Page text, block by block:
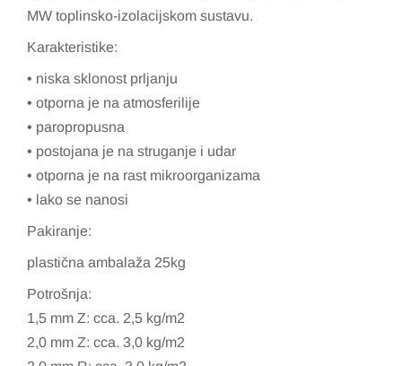
MW toplinsko-izolacijskom sustavu.
Karakteristike:
• niska sklonost prljanju
• otporna je na atmosferilije
• paropropusna
• postojana je na struganje i udar
• otporna je na rast mikroorganizama
• lako se nanosi
Pakiranje:
plastična ambalaža 25kg
Potrošnja:
1,5 mm Z: cca. 2,5 kg/m2
2,0 mm Z: cca. 3,0 kg/m2